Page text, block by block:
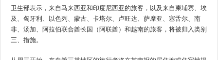
卫生部表示，来自马来西亚和印度尼西亚的旅客，以及来自柬埔寨、埃
及、匈牙利、以色列、蒙古、卡塔尔、卢旺达、萨摩亚、塞舌尔、南
非、汤加、阿拉伯联合酋长国（阿联酋）和越南的旅客，将被归入类别
三、措施。